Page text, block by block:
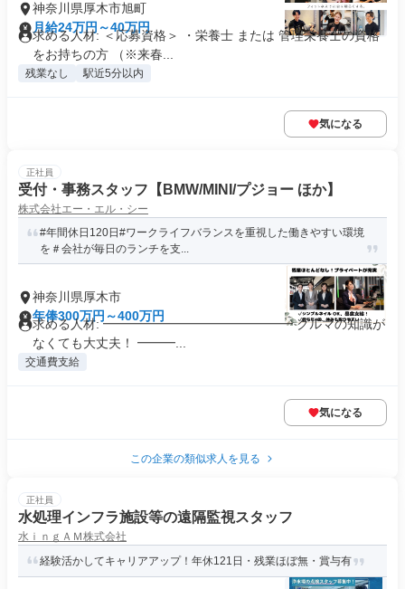
神奈川県厚木市旭町
月給24万円～40万円
求める人材: ＜応募資格＞ ・栄養士 または 管理栄養士の資格
をお持ちの方 （※来春...
残業なし 駅近5分以内
気になる
正社員
受付・事務スタッフ【BMW/MINI/プジョー ほか】
株式会社エー・エル・シー
#年間休日120日#ワークライフバランスを重視した働きやすい環境
を＃会社が毎日のランチを支...
神奈川県厚木市
年俸300万円～400万円
求める人材: ━━━━━━━━━━━━━━━ クルマの知識が
なくても大丈夫！ ━━━...
交通費支給
気になる
この企業の類似求人を見る
正社員
水処理インフラ施設等の遠隔監視スタッフ
水ｉｎｇＡＭ株式会社
経験活かしてキャリアアップ！年休121日・残業ほぼ無・賞与有